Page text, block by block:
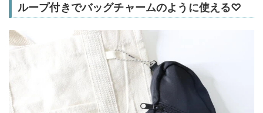
ループ付きでバッグチャームのように使える♡